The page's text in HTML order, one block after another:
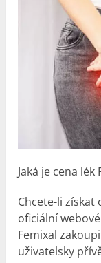
Jaká je cena
Chcete-li
oficiální
Femixal
uživatelsky